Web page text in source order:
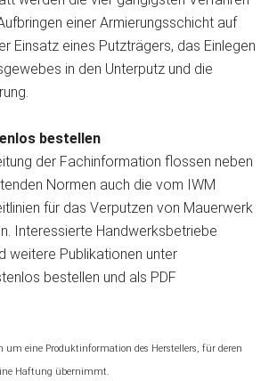
einer Armierungsschicht auf
Einsatz eines Putzträgers, das Einlegen
in den Unterputz und die
bestellen
der Fachinformation flossen neben
Normen auch die vom IWM
für das Verputzen von Mauerwerk
Interessierte Handwerksbetriebe
weitere Publikationen unter
bestellen und als PDF
um eine Produktinformation des Herstellers, für deren
Haftung übernimmt.